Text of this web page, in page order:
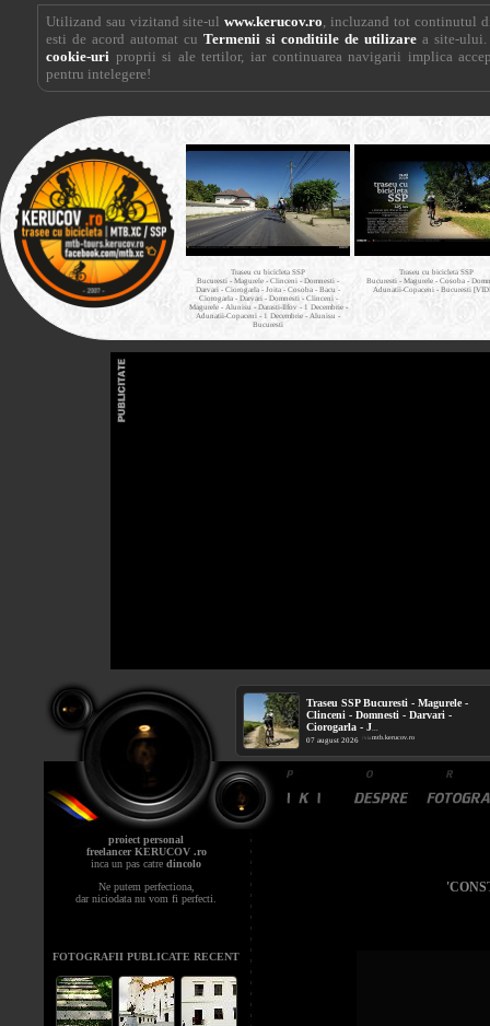
Utilizand sau vizitand site-ulwww.kerucov.ro, incluzand tot continutul
esti de acord automat cu Termenii si conditiile de utilizare a site-ului.
cookie-uri proprii si ale tertilor, iar continuarea navigarii implica
pentru intelegere!
Traseu cu bicicleta SSP
Bucuresti - Magurele - Clinceni - Domnesti -
Darvari - Ciorogarla - Joita - Cosoba - Bacu -
Ciorogarla - Darvari - Domnesti - Clinceni -
Magurele - Alunisu - Darasti-Ilfov - 1 Decembrie -
Adunatii-Copaceni - 1 Decembrie - Alunisu -
Bucuresti
Traseu cu bicicleta SSP
Bucuresti - Magurele - Cosoba -
Adunatii-Copaceni - Bucuresti
Traseu SSP Bucuresti - Magurele -
Clinceni - Domnesti - Darvari -
Ciorogarla - J...
07 august 2026 / via mtb.kerucov.ro
proiect personal
freelancer KERUCOV .ro
inca un pas catre dincolo
Ne putem perfectiona,
dar niciodata nu vom fi perfecti.
FOTOGRAFII PUBLICATE RECENT